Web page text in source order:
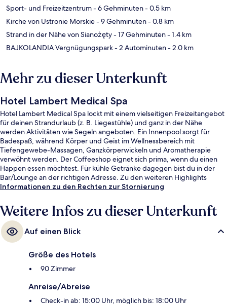
Sport- und Freizeitzentrum- 6 Gehminuten- 0.5 km
Kirche von Ustronie Morskie- 9 Gehminuten- 0.8 km
Strand in der Nähe von Sianożęty- 17 Gehminuten- 1.4 km
BAJKOLANDIA Vergnügungspark- 2 Autominuten- 2.0 km
Mehr zu dieser Unterkunft
Hotel Lambert Medical Spa
Hotel Lambert Medical Spa lockt mit einem vielseitigen Freizeitangebot
für deinen Strandurlaub (z. B. Liegestühle) und ganz in der Nähe
werden Aktivitäten wie Segeln angeboten. Ein Innenpool sorgt für
Badespaß, während Körper und Geist im Wellnessbereich mit
Tiefengewebe-Massagen, Ganzkörperwickeln und Aromatherapie
verwöhnt werden. Der Coffeeshop eignet sich prima, wenn du einen
Happen essen möchtest. Für kühle Getränke dagegen bist du in der
Bar/Lounge an der richtigen Adresse. Zu den weiteren Highlights
gehören Nachtclub, Dachterrasse und ein kostenloser Kinderclub.
Informationen zu den Rechten zur Stornierung
Weitere Infos zu dieser Unterkunft
Auf einen Blick
Größe des Hotels
90 Zimmer
Anreise/Abreise
Check-in ab: 15:00 Uhr, möglich bis: 18:00 Uhr